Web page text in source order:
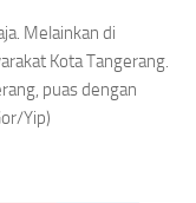
Melainkan di
Kota Tangerang.
puas dengan
Yip)